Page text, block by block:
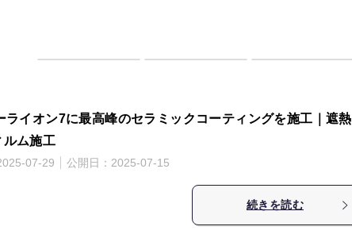
ライオン7に最高峰のセラミックコーティングを施工｜遮熱
ルム施工
07-29 公開日： 2025-07-15
続きを読む